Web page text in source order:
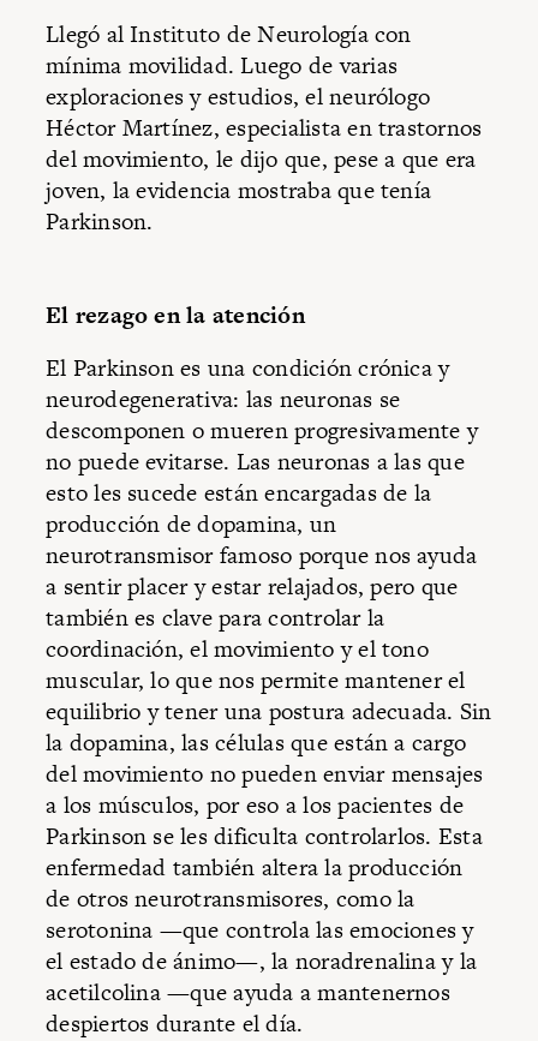
Llegó al Instituto de Neurología con
mínima movilidad. Luego de varias
exploraciones y estudios, el neurólogo
Héctor Martínez, especialista en trastornos
del movimiento, le dijo que, pese a que era
joven, la evidencia mostraba que tenía
Parkinson.
El rezago en la atención
El Parkinson es una condición crónica y
neurodegenerativa: las neuronas se
descomponen o mueren progresivamente y
no puede evitarse. Las neuronas a las que
esto les sucede están encargadas de la
producción de dopamina, un
neurotransmisor famoso porque nos ayuda
a sentir placer y estar relajados, pero que
también es clave para controlar la
coordinación, el movimiento y el tono
muscular, lo que nos permite mantener el
equilibrio y tener una postura adecuada. Sin
la dopamina, las células que están a cargo
del movimiento no pueden enviar mensajes
a los músculos, por eso a los pacientes de
Parkinson se les dificulta controlarlos. Esta
enfermedad también altera la producción
de otros neurotransmisores, como la
serotonina —que controla las emociones y
el estado de ánimo—, la noradrenalina y la
acetilcolina —que ayuda a mantenernos
despiertos durante el día.